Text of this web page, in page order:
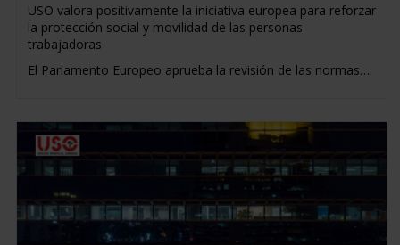
USO valora positivamente la iniciativa europea para reforzar
la protección social y movilidad de las personas
trabajadoras
El Parlamento Europeo aprueba la revisión de las normas…